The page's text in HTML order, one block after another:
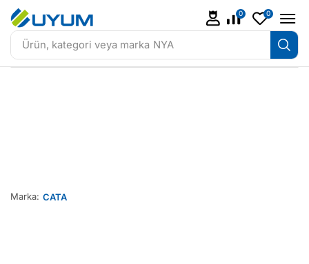
Ürün, kategori veya marka NYA
0 0
Marka: CATA